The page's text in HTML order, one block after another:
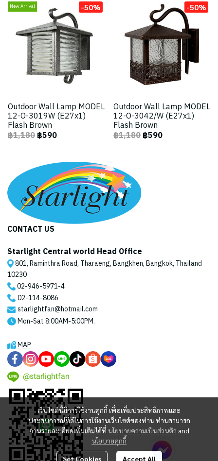
New Arrival -50%
Outdoor Wall Lamp MODEL
12-O-3019W (E27x1)
Flash Brown
฿1,180฿590
-50%
Outdoor Wall Lamp MODEL
12-O-3042/W (E27x1)
Flash Brown
฿1,180฿590
เว็บไซต์นี้มีการใช้งานคุกกี้ เพื่อเพิ่มประสิทธิภาพและ
ประสบการณ์ที่ดีในการใช้งานเว็บไซต์ของท่าน ท่านสามารถ
อ่านรายละเอียดเพิ่มเติมได้ที่ นโยบายความเป็นส่วนตัว and
นโยบายคุกกี้
Set Cookies Accept All
CONTACT US
Starlight Central world Head Office
801, Raminthra Road, Tharaeng, Bangkhen, Bangkok, Thailand
10230
02-946-5971-4
02-114-8086
starlightfan@hotmail.com
Mon-Sat 8:00AM-5:00PM.
MAP
@starlightfan